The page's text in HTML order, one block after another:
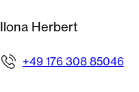
Ilona Herbert
+49 176 308 85046